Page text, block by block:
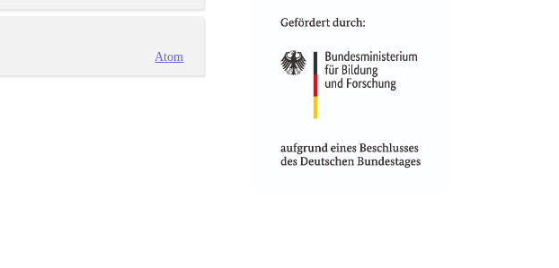
Atom